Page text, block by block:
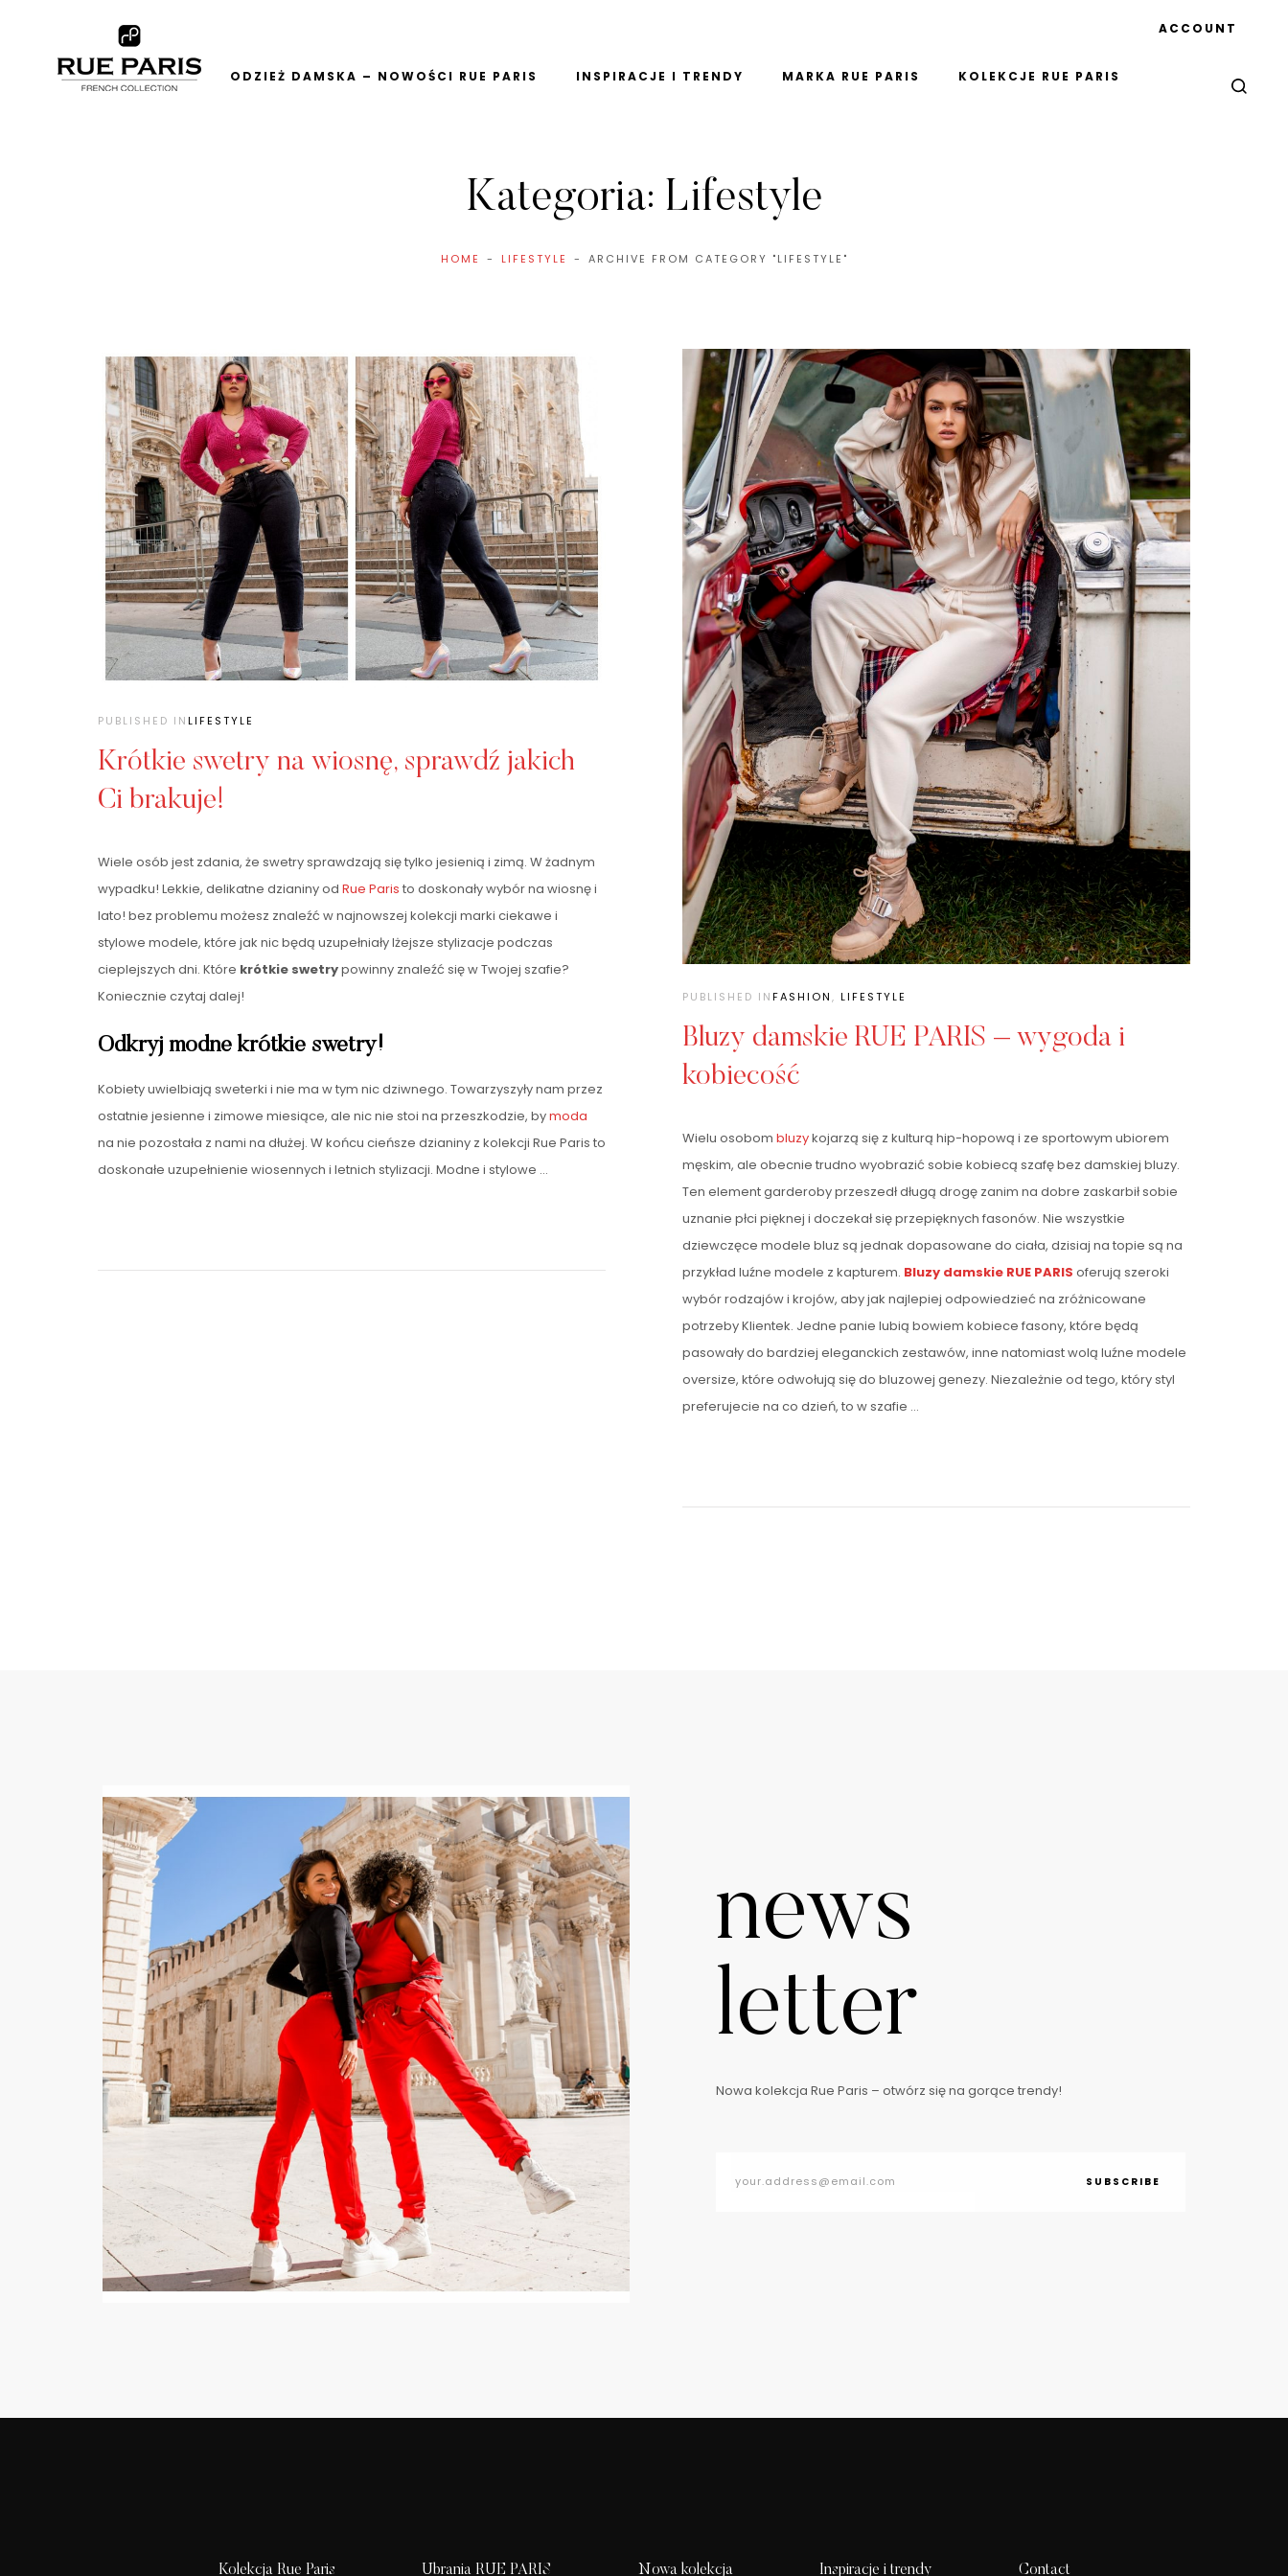
ODZIEŻ DAMSKA – NOWOŚCI RUE PARIS INSPIRACJE I TRENDY MARKA RUE PARIS KOLEKCJE RUE PARIS
ACCOUNT
Kategoria: Lifestyle
HOME LIFESTYLE ARCHIVE FROM CATEGORY "LIFESTYLE"
PUBLISHED INLIFESTYLE
Krótkie swetry na wiosnę, sprawdź jakich
Ci brakuje!
Wiele osób jest zdania, że swetry sprawdzają się tylko jesienią i zimą. W żadnym
wypadku! Lekkie, delikatne dzianiny od Rue Paris to doskonały wybór na wiosnę i
lato! bez problemu możesz znaleźć w najnowszej kolekcji marki ciekawe i
stylowe modele, które jak nic będą uzupełniały lżejsze stylizacje podczas
cieplejszych dni. Które krótkie swetrypowinny znaleźć się w Twojej szafie?
Koniecznie czytaj dalej!
Odkryj modne krótkie swetry!
Kobiety uwielbiają sweterki i nie ma w tym nic dziwnego. Towarzyszyły nam przez
ostatnie jesienne i zimowe miesiące, ale nic nie stoi na przeszkodzie, bymoda
na nie pozostała z nami na dłużej. W końcu cieńsze dzianiny z kolekcji Rue Paris to
doskonałe uzupełnienie wiosennych i letnich stylizacji. Modne i stylowe …
PUBLISHED INFASHION, LIFESTYLE
Bluzy damskie RUE PARIS – wygoda i
kobiecość
Wielu osobom bluzykojarzą się z kulturą hip-hopową i ze sportowym ubiorem
męskim, ale obecnie trudno wyobrazić sobie kobiecą szafę bez damskiej bluzy.
Ten element garderoby przeszedł długą drogę zanim na dobre zaskarbił sobie
uznanie płci pięknej i doczekał się przepięknych fasonów. Nie wszystkie
dziewczęce modele bluz są jednak dopasowane do ciała, dzisiaj na topie są na
przykład luźne modele z kapturem. Bluzy damskie RUE PARIS oferują szeroki
wybór rodzajów i krojów, aby jak najlepiej odpowiedzieć na zróżnicowane
potrzeby Klientek. Jedne panie lubią bowiem kobiece fasony, które będą
pasowały do bardziej eleganckich zestawów, inne natomiast wolą luźne modele
oversize, które odwołują się do bluzowej genezy. Niezależnie od tego, który styl
preferujecie na co dzień, to w szafie …
news
letter
Nowa kolekcja Rue Paris – otwórz się na gorące trendy!
SUBSCRIBE
Kolekcja Rue Paris Ubrania RUE PARIS Nowa kolekcja Inspiracje i trendy Contact